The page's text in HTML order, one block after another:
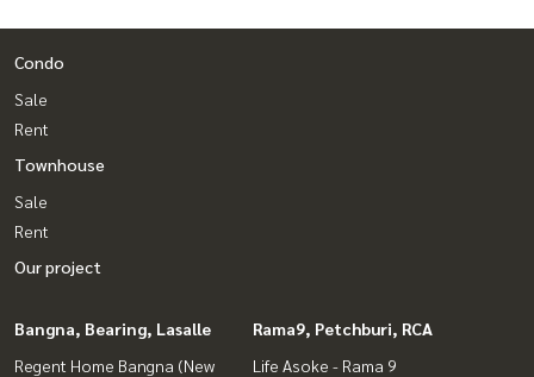
Condo
Sale
Rent
Townhouse
Sale
Rent
Our project
Bangna, Bearing, Lasalle
Regent Home Bangna (New
Rama9, Petchburi, RCA
Life Asoke - Rama 9